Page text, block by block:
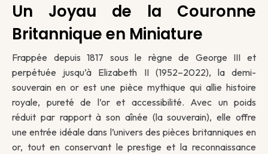
Un Joyau de la Couronne
Britannique en Miniature
Frappée depuis 1817 sous le règne de George III et
perpétuée jusqu’à Elizabeth II (1952–2022), la demi-
souverain en or est une pièce mythique qui allie histoire
royale, pureté de l’or et accessibilité. Avec un poids
réduit par rapport à son aînée (la souverain), elle offre
une entrée idéale dans l’univers des pièces britanniques en
or, tout en conservant le prestige et la reconnaissance